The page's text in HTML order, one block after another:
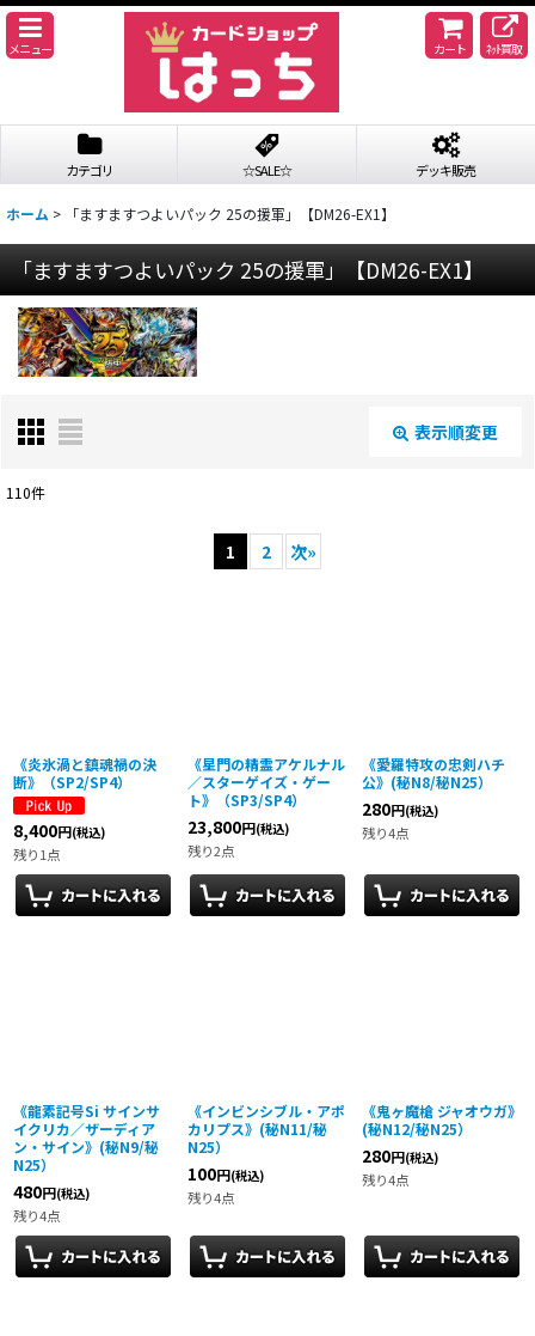
メニュー カート ﾈｯﾄ買取
カテゴリ ☆SALE☆ デッキ販売
ホーム > 「ますますつよいパック 25の援軍」【DM26-EX1】
「ますますつよいパック 25の援軍」【DM26-EX1】
表示順変更
閉じる
110件
1 2 次»
《炎氷渦と鎮魂禍の決
断》（SP2/SP4）
8,400円(税込)
残り1点
《星門の精霊アケルナル
／スターゲイズ・ゲー
ト》（SP3/SP4）
23,800円(税込)
残り2点
《愛羅特攻の忠剣ハチ
公》(秘N8/秘N25）
280円(税込)
残り4点
《龍素記号Si サインサ
イクリカ／ザーディア
ン・サイン》(秘N9/秘
N25）
480円(税込)
残り4点
《インビンシブル・アポ
カリプス》(秘N11/秘
N25）
100円(税込)
残り4点
《鬼ヶ魔槍 ジャオウガ》
(秘N12/秘N25）
280円(税込)
残り4点